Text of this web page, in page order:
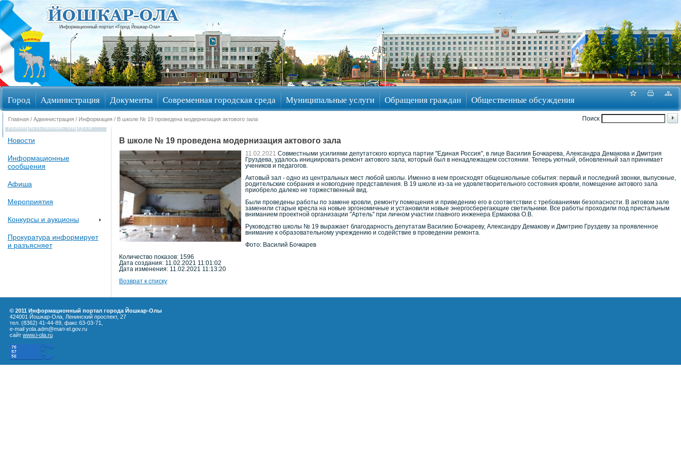
Информационный портал «Город Йошкар-Ола»
Город Администрация Документы Современная городская среда Муниципальные услуги Обращения граждан Общественные обсуждения
Избирательные округа
Поиск
Главная / Администрация / Информация / В школе № 19 проведена модернизация актового зала
Новости
Информационные
сообщения
Афиша
Мероприятия
Конкурсы и аукционы
Прокуратура информирует
и разъясняет
В школе № 19 проведена модернизация актового зала
11.02.2021 Совместными усилиями депутатского корпуса партии "Единая Россия", в лице Василия Бочкарева, Александра Демакова и Дмитрия
Груздева, удалось инициировать ремонт актового зала, который был в ненадлежащем состоянии. Теперь уютный, обновленный зал принимает
учеников и педагогов.
Актовый зал - одно из центральных мест любой школы. Именно в нем происходят общешкольные события: первый и последний звонки, выпускные,
родительские собрания и новогодние представления. В 19 школе из-за не удовлетворительного состояния кровли, помещение актового зала
приобрело далеко не торжественный вид.
Были проведены работы по замене кровли, ремонту помещения и приведению его в соответствии с требованиями безопасности. В актовом зале
заменили старые кресла на новые эргономичные и установили новые энергосберегающие светильники. Все работы проходили под пристальным
вниманием проектной организации "Артель" при личном участии главного инженера Ермакова О.В.
Руководство школы № 19 выражает благодарность депутатам Василию Бочкареву, Александру Демакову и Дмитрию Груздеву за проявленное
внимание к образовательному учреждению и содействие в проведении ремонта.
Фото: Василий Бочкарев
Количество показов: 1596
Дата создания: 11.02.2021 11:01:02
Дата изменения: 11.02.2021 11:13:20
Возврат к списку
© 2011 Информационный портал города Йошкар-Олы
424001 Йошкар-Ола, Ленинский проспект, 27
тел. (8362) 41-44-89, факс 63-03-71,
e-mail yola.adm@mari-el.gov.ru
сайт www.i-ola.ru